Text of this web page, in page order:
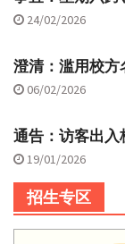
24/02/2026
澄清：滥用校方
06/02/2026
通告：访客出
19/01/2026
招生专区